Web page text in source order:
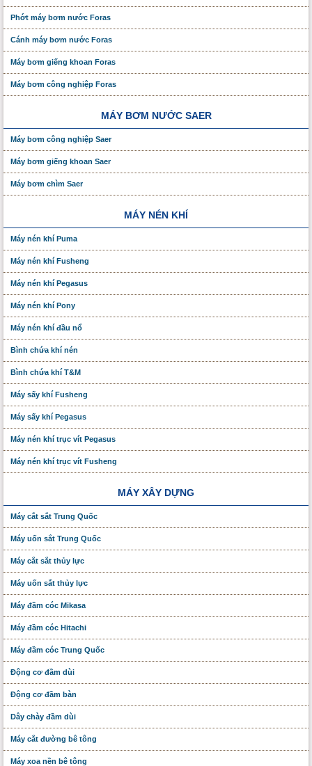
Phớt máy bơm nước Foras
Cánh máy bơm nước Foras
Máy bơm giếng khoan Foras
Máy bơm công nghiệp Foras
MÁY BƠM NƯỚC SAER
Máy bơm công nghiệp Saer
Máy bơm giếng khoan Saer
Máy bơm chìm Saer
MÁY NÉN KHÍ
Máy nén khí Puma
Máy nén khí Fusheng
Máy nén khí Pegasus
Máy nén khí Pony
Máy nén khí đầu nổ
Bình chứa khí nén
Bình chứa khí T&M
Máy sấy khí Fusheng
Máy sấy khí Pegasus
Máy nén khí trục vít Pegasus
Máy nén khí trục vít Fusheng
MÁY XÂY DỰNG
Máy cắt sắt Trung Quốc
Máy uốn sắt Trung Quốc
Máy cắt sắt thủy lực
Máy uốn sắt thủy lực
Máy đầm cóc Mikasa
Máy đầm cóc Hitachi
Máy đầm cóc Trung Quốc
Động cơ đầm dùi
Động cơ đầm bàn
Dây chày đầm dùi
Máy cắt đường bê tông
Máy xoa nền bê tông